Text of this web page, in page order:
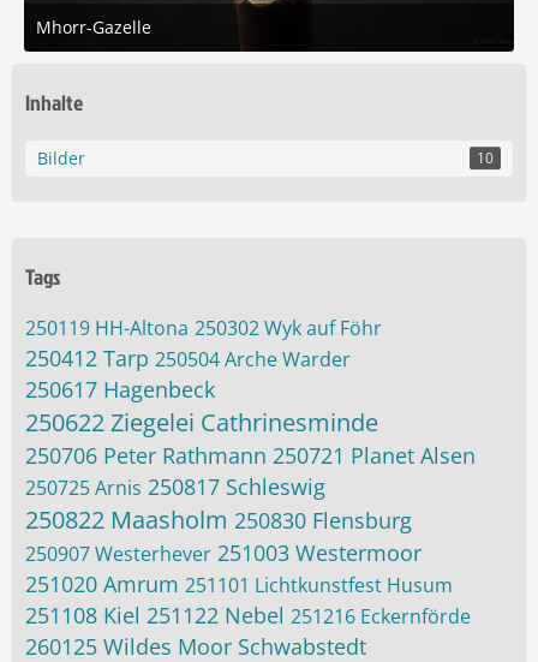
Mhorr-Gazelle
3. August 2025 um 17:37
Inhalte
Bilder 10
Tags
250119 HH-Altona 250302 Wyk auf Föhr
250412 Tarp 250504 Arche Warder
250617 Hagenbeck
250622 Ziegelei Cathrinesminde
250706 Peter Rathmann 250721 Planet Alsen
250725 Arnis 250817 Schleswig
250822 Maasholm 250830 Flensburg
250907 Westerhever 251003 Westermoor
251020 Amrum 251101 Lichtkunstfest Husum
251108 Kiel 251122 Nebel 251216 Eckernförde
260125 Wildes Moor Schwabstedt